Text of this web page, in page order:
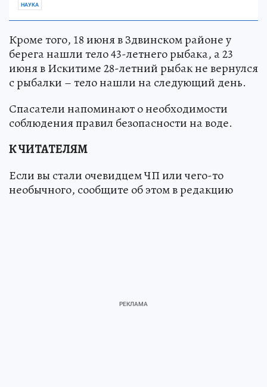
НАУКА
Кроме того, 18 июня в Здвинском районе у
берега нашли тело 43-летнего рыбака, а 23
июня в Искитиме 28-летний рыбак не вернулся
с рыбалки – тело нашли на следующий день.
Спасатели напоминают о необходимости
соблюдения правил безопасности на воде.
К ЧИТАТЕЛЯМ
Если вы стали очевидцем ЧП или чего-то
необычного, сообщите об этом в редакцию